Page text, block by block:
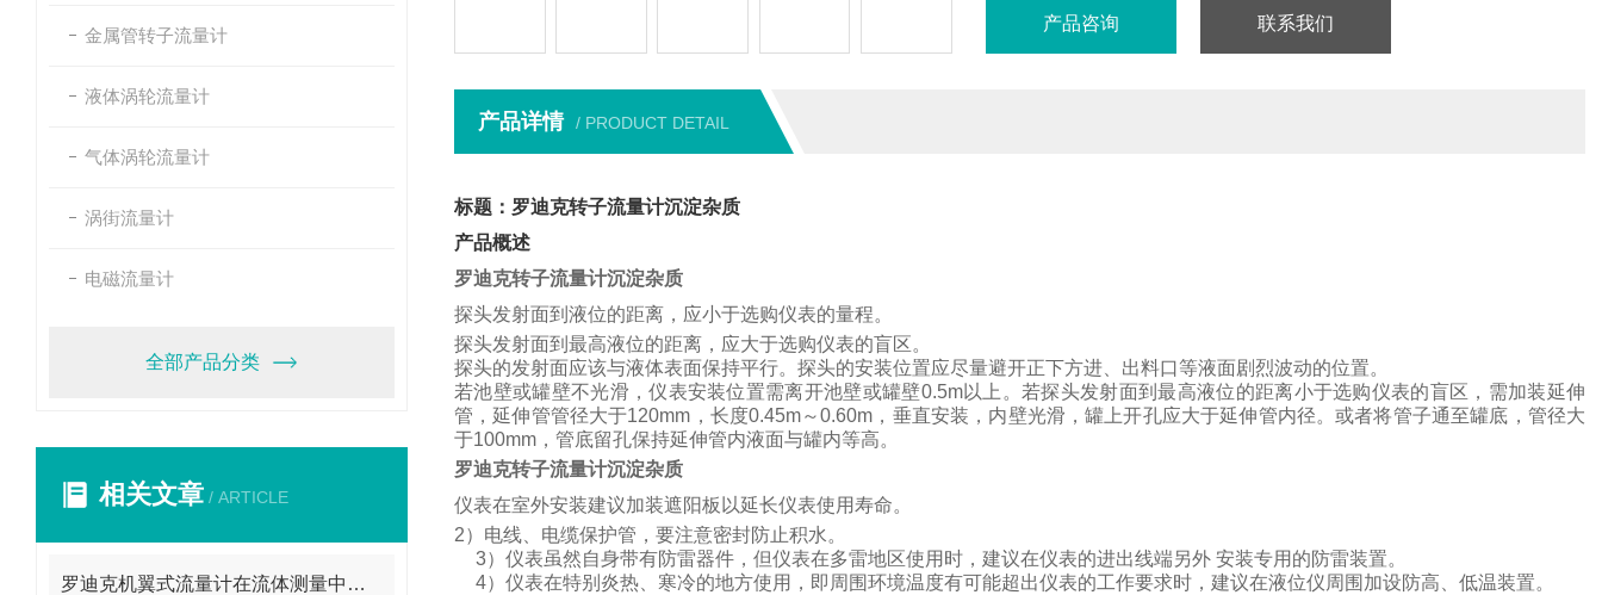
金属管转子流量计
液体涡轮流量计
气体涡轮流量计
涡街流量计
电磁流量计
全部产品分类
相关文章 / ARTICLE
罗迪克机翼式流量计在流体测量中的重要性
产品咨询 联系我们
产品详情 / PRODUCT DETAIL
标题：罗迪克转子流量计沉淀杂质
产品概述
罗迪克转子流量计沉淀杂质
探头发射面到液位的距离，应小于选购仪表的量程。
探头发射面到最高液位的距离，应大于选购仪表的盲区。
探头的发射面应该与液体表面保持平行。 探头的安装位置应尽量避开正下方进、出料口等液面剧烈波动的位置。
若池壁或罐壁不光滑，仪表安装位置需离开池壁或罐壁0.5m以上。 若探头发射面到最高液位的距离小于选购仪表的盲区，需加装延伸
管，延伸管管径大于120mm ，长度0.45m～0.60m ，垂直安装，内壁光滑，罐上开孔应大于延伸管内径。或者将管子通至罐底，管径大
于100mm ，管底留孔保持延伸管内液面与罐内等高。
罗迪克转子流量计沉淀杂质
仪表在室外安装建议加装遮阳板以延长仪表使用寿命。
2）电线、电缆保护管，要注意密封防止积水。
3）仪表虽然自身带有防雷器件，但仪表在多雷地区使用时，建议在仪表的进出线端另外 安装专用的防雷装置。
4）仪表在特别炎热、寒冷的地方使用，即周围环境温度有可能超出仪表的工作要求时，建议在液位仪周围加设防高、低温装置。